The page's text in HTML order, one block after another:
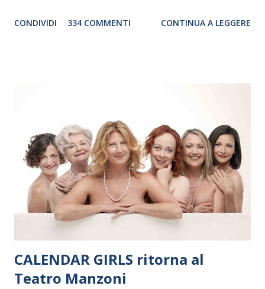
debutterà il 10 settembre a Heiden, in Germania, e toccherà, in
“Settembre dell’Accademia” dove si esibirà per il secondo anno
consecutivo. Il pubblico milanese avrà il piacere di applaudire i
giovani artisti della Baltic Sea Youth Philharmonic per la quarta
volta. L’orchestra, fondata nel 2008 da Kristjan Järvi (affiancato
da un prestigioso consiglio di consulent...
CONDIVIDI 334 COMMENTI CONTINUA A LEGGERE
CALENDAR GIRLS ritorna al
Teatro Manzoni